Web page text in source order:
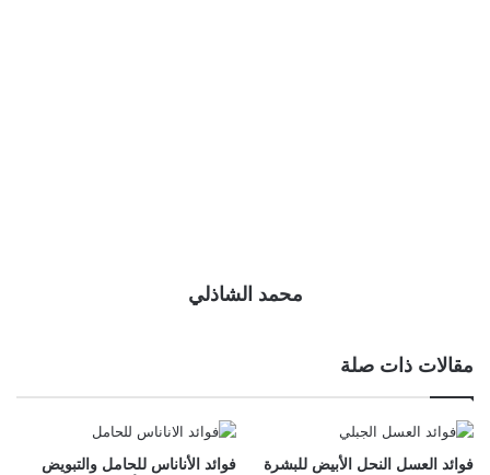
محمد الشاذلي
مقالات ذات صلة
فوائد العسل النحل الأبيض للبشرة
فوائد الأناناس للحامل والتبويض